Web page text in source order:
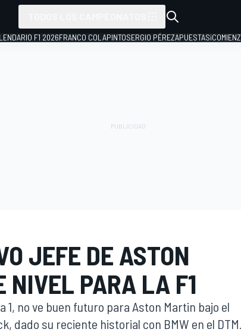
F1 2026FRANCO COLAPINTOSERGIO PÉREZAPUESTAS
JEFE DE ASTON
NIVEL PARA LA F1
1, no ve buen futuro para Aston Martin bajo el
dado su reciente historial con BMW en el DTM.